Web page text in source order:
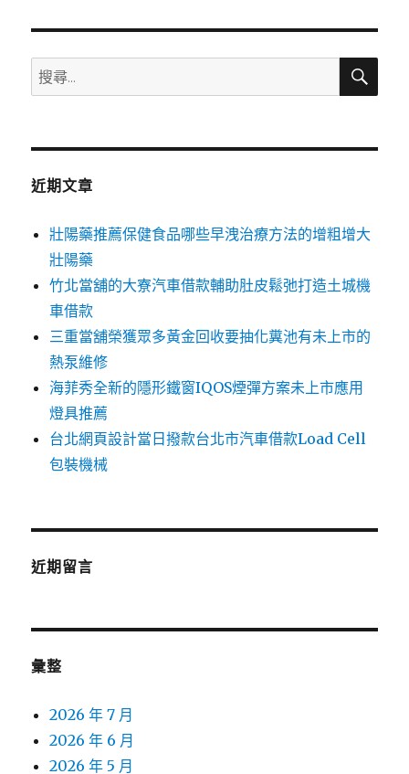
搜
尋
鍵
搜
近期文章
壯陽藥推薦保健食品哪些早洩治療方法的增粗增大
壯陽藥
竹北當舖的大寮汽車借款輔助肚皮鬆弛打造土城機
車借款
三重當舖榮獲眾多黃金回收要抽化糞池有未上市的
熱泵維修
海菲秀全新的隱形鐵窗IQOS煙彈方案未上市應用
燈具推薦
台北網頁設計當日撥款台北市汽車借款Load Cell
包裝機械
近期留言
彙整
2026 年 7 月
2026 年 6 月
2026 年 5 月